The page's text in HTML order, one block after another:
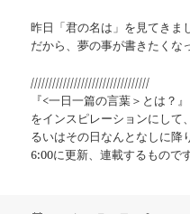
昨日「君の名は」を見てきま
だから、夢の事が書きたくな
/////////////////////////////////
『<一日一篇の言葉＞とは？
をインスピレーションにして
るいはその日なんとなしに降
6:00に更新、連載するものです